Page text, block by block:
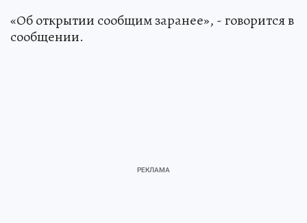
«Об открытии сообщим заранее», - говорится в
сообщении.